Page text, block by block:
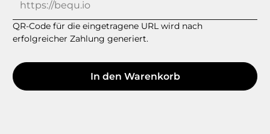
QR-Code für die eingetragene URL wird nach
erfolgreicher Zahlung generiert.
In den Warenkorb